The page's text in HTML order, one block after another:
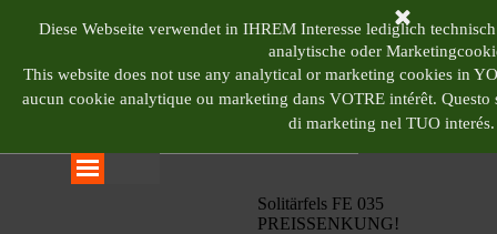
Diese Webseite verwendet in IHREM Interesse lediglich
analytische oder
This website does not use any analytical or marketing cookies in
aucun cookie analytique ou marketing dans VOTRE intérêt. Questo
di marketing nel TUO interés.
BONSAI CENTRUM
Menü überspringen
Solitärfels FE 035
PREISSENKUNG!